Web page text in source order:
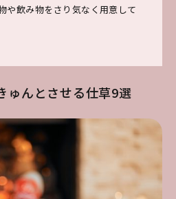
や飲み物をさり気なく用意して
ゅんとさせる仕草9選